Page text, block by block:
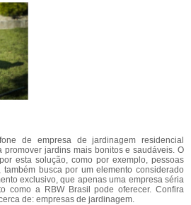
de empresa de jardinagem residencial
promover jardins mais bonitos e saudáveis. O
esta solução, como por exemplo, pessoas
busca por um elemento considerado
exclusivo, que apenas uma empresa séria
como a RBW Brasil pode oferecer. Confira
de: empresas de jardinagem.